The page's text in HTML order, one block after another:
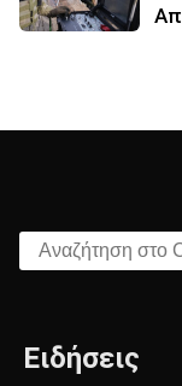
Αναζήτηση στο
Ειδήσεις